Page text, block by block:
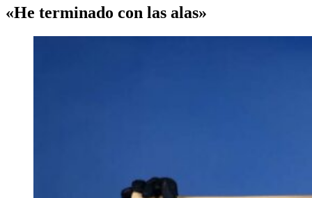
«He terminado con las alas»